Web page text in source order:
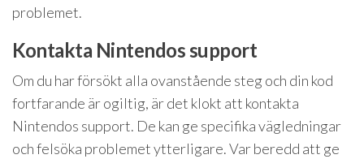
problemet.
Kontakta Nintendos support
Om du har försökt alla ovanstående steg och din kod
fortfarande är ogiltig, är det klokt att kontakta
Nintendos support. De kan ge specifika vägledningar
och felsöka problemet ytterligare. Var beredd att ge